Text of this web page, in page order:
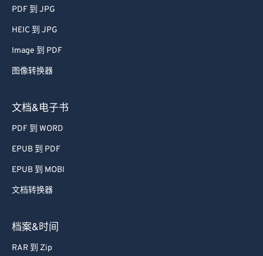
PDF 到 JPG
HEIC 到 JPG
Image 到 PDF
图像转换器
文档&电子书
PDF 到 WORD
EPUB 到 PDF
EPUB 到 MOBI
文档转换器
档案&时间
RAR 到 Zip